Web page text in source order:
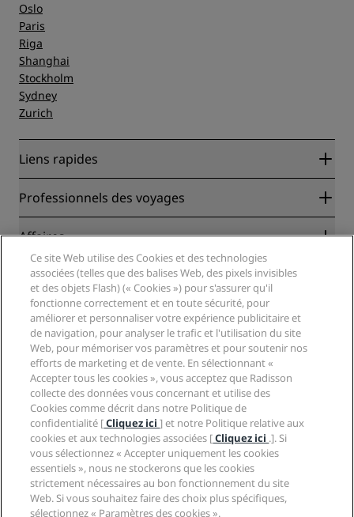
Oslo
Paris
Riga
Shanghai
Stockholm
Sydney
Zurich
Liens rapides
Radisson Rewards
Blog
Nouveaux et futurs hôtels
Application Radisson Hotels
Hôtels adaptés aux sportifs
Hôtels adaptés aux Familles
Santé et sécurité
Professionnels des voyages
Partenaires
Agents de voyages
Affaires
Radisson Hotel Group
Médias
Carrières RHG
Carrières PPHE
Carrières EHL
The Club by RHG
Opportunités de développement
Entreprise responsable
Approvisionnement
Légal
Centre de confidentialité
Mentions légales
Conditions générales Radisson Rewards
Contrat d’utilisation du site
Accessibilité numérique
Déclaration sur l’esclavage moderne
Aide
Avis aux consommateurs
Contact
FAQ
Plan du site
Médias sociaux
Marques Radisson Hotels
Ce site Web utilise des Cookies et des technologies
associées (telles que des balises Web, des pixels invisibles
et des objets Flash) (« Cookies ») pour s'assurer qu'il
fonctionne correctement et en toute sécurité, pour
améliorer et personnaliser votre expérience publicitaire et
de navigation, pour analyser le trafic et l'utilisation du site
Web, pour mémoriser vos paramètres et pour soutenir nos
efforts de marketing et de vente. En sélectionnant «
Accepter tous les cookies », vous acceptez que Radisson
collecte des données vous concernant et utilise des
Cookies comme décrit dans notre Politique de
confidentialité [Cliquez ici] et notre Politique relative aux
cookies et aux technologies associées [Cliquez ici .]. Si
vous sélectionnez « Accepter uniquement les cookies
essentiels », nous ne stockerons que les cookies
strictement nécessaires au bon fonctionnement du site
Web. Si vous souhaitez faire des choix plus spécifiques,
sélectionnez « Paramètres des cookies ».